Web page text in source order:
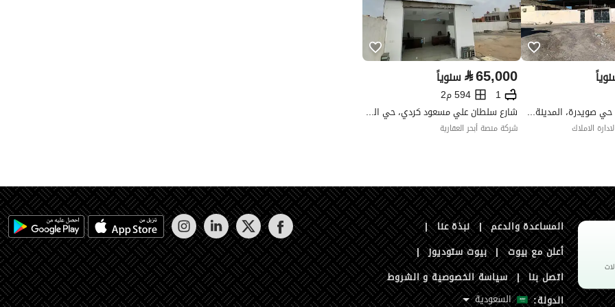
المساحة
300
عدد الغرف
2
هل يوجد اي التزام
على العقار ؟
لا يوجد
مطابقة لكود البناء
السعودي
-
شارع الفرع 266، حي صويدرة، المدينة المنورة
الاملاك
⃁65,000 سنوياً
1
594 م2
شارع سلطان علي مسعود كردي، حي الشامية الجديد، مكة
شركة منصة أبحر العقارية
المساعدة والدعم | نبذة عنا |
أعلن مع بيوت | بيوت ستوديوز |
اتصل بنا | سياسة الخصوصية و الشروط
الدولة:
السعودية